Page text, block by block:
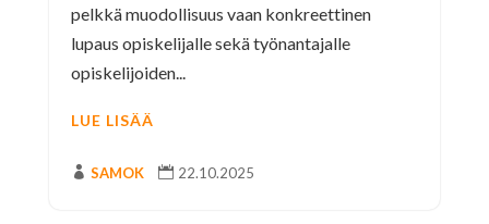
pelkkä muodollisuus vaan konkreettinen
lupaus opiskelijalle sekä työnantajalle
opiskelijoiden...
LUE LISÄÄ
 SAMOK  22.10.2025